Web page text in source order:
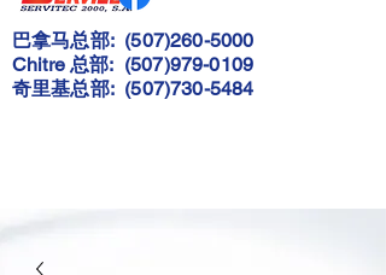
巴拿马总部: (507)260-5000
Chitre 总部: (507)979-0109
奇里基总部: (507)730-5484